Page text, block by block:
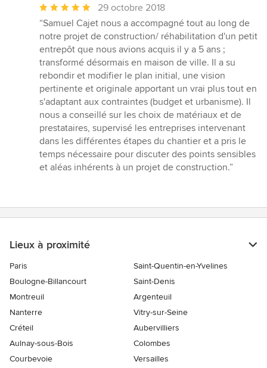
Note
moyenne
:
5
étoiles
sur
5
29 octobre 2018
“Samuel Cajet nous a accompagné tout au long de
notre projet de construction/ réhabilitation d'un petit
entrepôt que nous avions acquis il y a 5 ans ;
transformé désormais en maison de ville. Il a su
rebondir et modifier le plan initial, une vision
pertinente et originale apportant un vrai plus tout en
s'adaptant aux contraintes (budget et urbanisme). Il
nous a conseillé sur les choix de matériaux et de
prestataires, supervisé les entreprises intervenant
dans les différentes étapes du chantier et a pris le
temps nécessaire pour discuter des points sensibles
et aléas inhérents à un projet de construction.”
Lieux à proximité
Paris
Saint-Quentin-en-Yvelines
Boulogne-Billancourt
Saint-Denis
Montreuil
Argenteuil
Nanterre
Vitry-sur-Seine
Créteil
Aubervilliers
Aulnay-sous-Bois
Colombes
Courbevoie
Versailles